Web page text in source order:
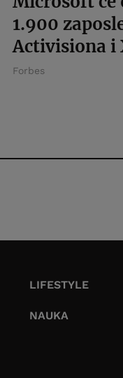
1.900
Activisiona i
Forbes
LIFESTYLE
NAUKA